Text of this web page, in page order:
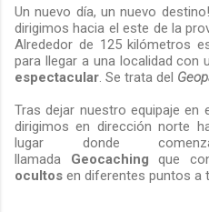
Un nuevo día, un nuevo
dirigimos hacia el este de la
Alrededor de 125 kilómetros
para llegar a una localidad con
espectacular. Se trata del
Tras dejar nuestro equipaje en
dirigimos en dirección norte
lugar donde
llamada Geocaching que
ocultos en diferentes puntos a